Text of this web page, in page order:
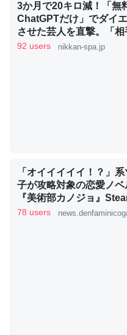
ウチもEchoを実家に置い
ちぼちRingも置こうかと
位置情報を共有してる。
─たまにLINEするくらいだっ
コミュニケーションが劇的に
ちょうど同じ理由で
とかSpotifyを支払う孝行
り時間を日数にすると1
それを実質100倍以上に
─たまにLINEするくらいだっ
コミュニケーションが劇的に
私も3年前ぐらいに祖母
3か月で20キロ減！「無
ChatGPTだけ」でダイ
させた芸人を直撃。「
ったらムリ」な減量メソ
92 users nikkan-spa.jp
「オイイイイイ！？」
子が攻略対象の恋愛ノベ
『美術部カノジョ』
ージが公開。「お前らー
78 users